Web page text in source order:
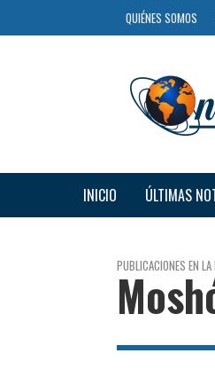
QUIÉNES SOMOS
INICIO ÚLTIMAS
PUBLICACIONES EN LA